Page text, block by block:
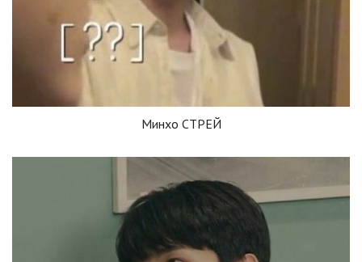
Минхо СТРЕЙ